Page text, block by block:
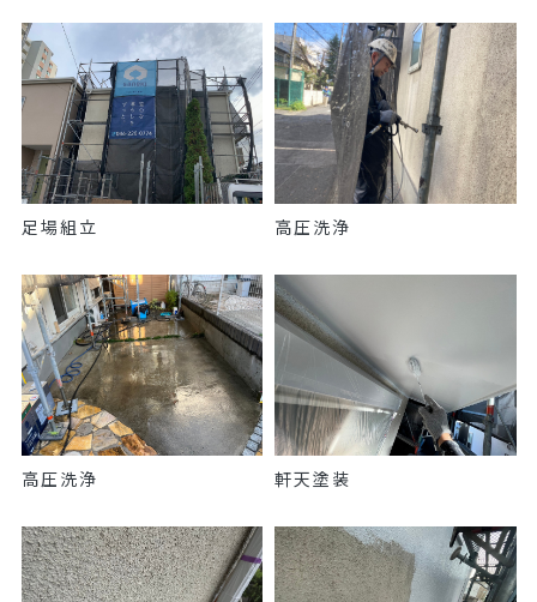
足場組立 高圧洗浄
高圧洗浄 軒天塗装